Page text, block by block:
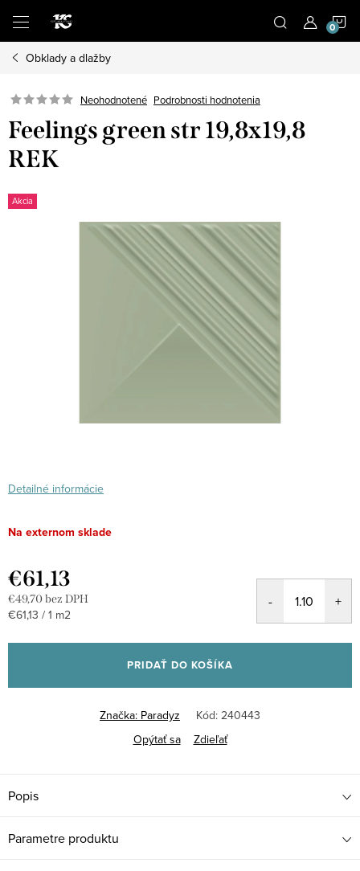
obsah
Obklady a dlažby
Neohodnotené Podrobnosti hodnotenia
Feelings green str 19,8x19,8
REK
Akcia
Detailné informácie
Na externom sklade
€61,13
€49,70 bez DPH
Jednotková
€61,13 / 1 m2
PRIDAŤ DO KOŠÍKA
Značka: Paradyz Kód: 240443
Opýtať sa
Zdieľať
Popis
Parametre produktu